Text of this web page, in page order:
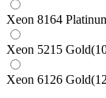
Xeon 8164
Xeon 5215
Xeon 6126